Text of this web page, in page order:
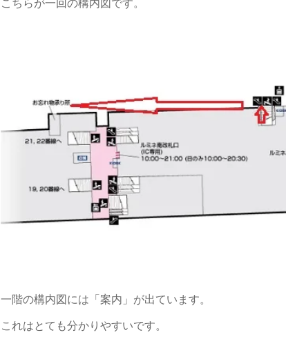
こちらが一回の構内図です。
一階の構内図には「案内」が出ています。
これはとても分かりやすいです。